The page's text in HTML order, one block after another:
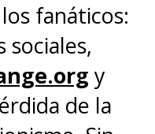
fanáticos:
sociales,
y
de la